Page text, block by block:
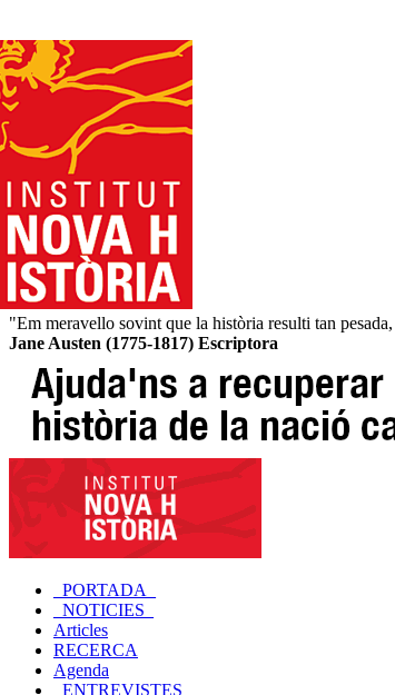
"Em meravello sovint que la història resulti tan
Jane Austen (1775-1817) Escriptora
_PORTADA_
_NOTICIES_
Articles
RECERCA
Agenda
_ENTREVISTES_